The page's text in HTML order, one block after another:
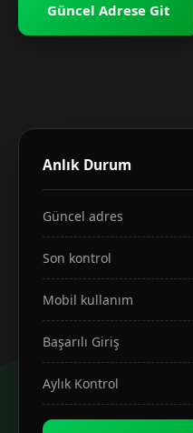
Güncel Adrese Git
Anlık Durum
Güncel adres
Son kontrol
Mobil kullanım
Başarılı Giriş
Aylık Kontrol